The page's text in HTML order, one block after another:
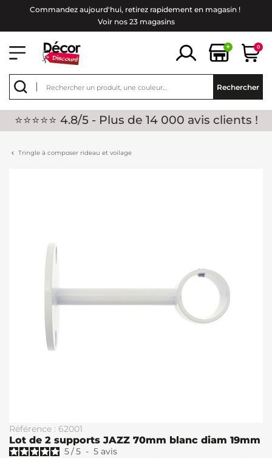
Commandez aujourd'hui, retirez rapidement en magasin !
Voir nos 23 magasins
+ 0
Rechercher
⭐⭐⭐⭐⭐ 4.8/5 - Plus de 14 000 avis clients !
Tringle à composer rideau et voilage
Référence : 62001
Lot de 2 supports JAZZ 70mm blanc diam 19mm
5/5 - 5 avis